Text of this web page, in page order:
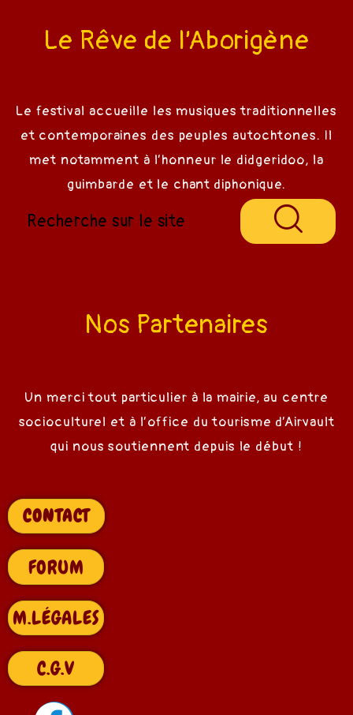
Le Rêve de l’Aborigène
Le festival accueille les musiques traditionnelles
et contemporaines des peuples autochtones. Il
met notamment à l’honneur le didgeridoo, la
guimbarde et le chant diphonique.
Nos Partenaires
Un merci tout particulier à la mairie, au centre
socioculturel et à l’office du tourisme d’Airvault
qui nous soutiennent depuis le début !
CONTACT
FORUM
M.LÉGALES
C.G.V